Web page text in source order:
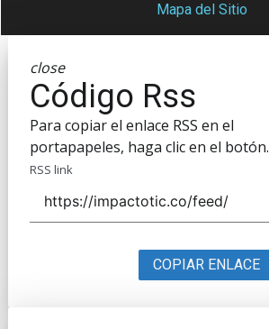
Mapa del Sitio
close
Código Rss
Para copiar el enlace RSS en el
portapapeles, haga clic en el botón.
RSS link
COPIAR ENLACE